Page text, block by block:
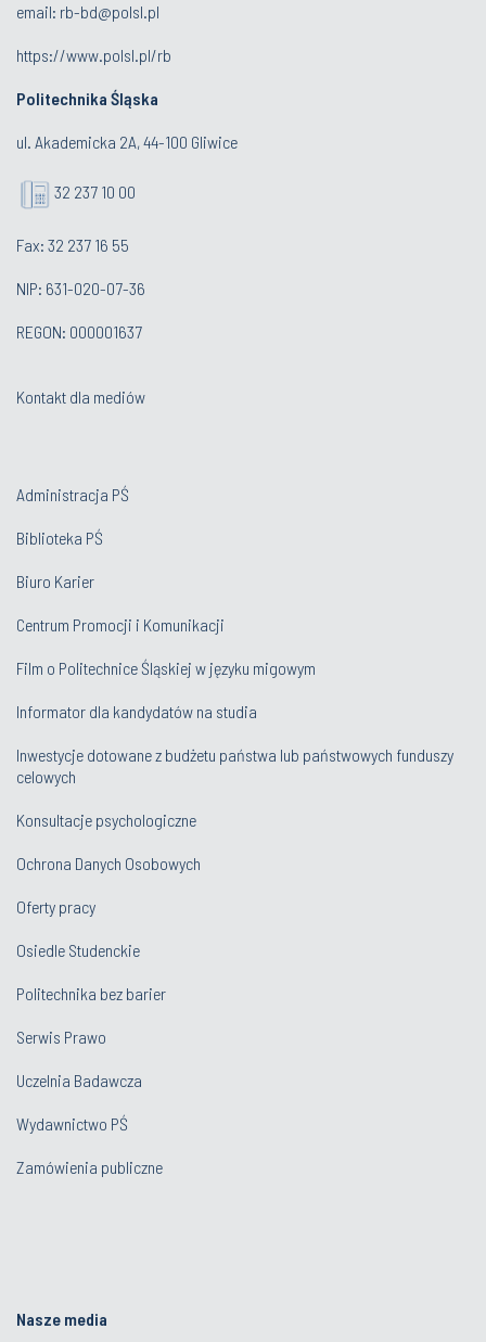
email: rb-bd@polsl.pl
https://www.polsl.pl/rb
Politechnika Śląska
ul. Akademicka 2A, 44-100 Gliwice
32 237 10 00
Fax: 32 237 16 55
NIP: 631-020-07-36
REGON: 000001637
Kontakt dla mediów
Administracja PŚ
Biblioteka PŚ
Biuro Karier
Centrum Promocji i Komunikacji
Film o Politechnice Śląskiej w języku migowym
Informator dla kandydatów na studia
Inwestycje dotowane z budżetu państwa lub państwowych funduszy
celowych
Konsultacje psychologiczne
Ochrona Danych Osobowych
Oferty pracy
Osiedle Studenckie
Politechnika bez barier
Serwis Prawo
Uczelnia Badawcza
Wydawnictwo PŚ
Zamówienia publiczne
Nasze media